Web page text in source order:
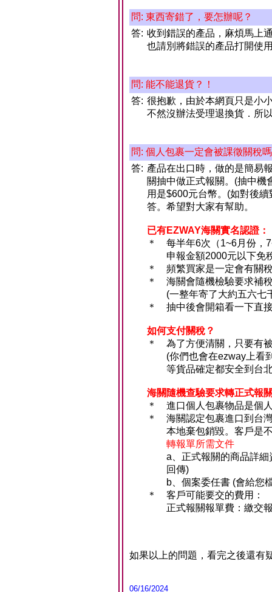
問: 東西寄錯了，要怎辦呢？
答: 收到錯誤的產品，麻煩馬上
也請別將錯誤的產品打開使
問: 能不能退貨？！
答: 很抱歉，由於本網頁只是小
不然沒辦法受理退換貨．所
問: 個人包裹一定會被課徵關稅
答: 產品在出口時，做的是簡易
關抽中做正式報關。(抽中機
用是$600元台幣。(如對後
答。希望對大家有幫助。
已有EZWAY海關實名認證：
＊ 每半年6次（1~6月份，
申報金額2000元以下免
＊ 頻繁買家是一定會有關
＊ 海關會隨機檢驗要求補
(一整年寄了大約五六七
＊ 抽中後會開箱看一下直
如何支付關稅？
＊ 為了方便清關，只要有
(你們也會在ezway上看
等貨品確定都安全到台
海關隨機查驗要求轉正式報
＊ 進口個人包裹物品是個
＊ 海關認定包裹進口到台
本地棄包銷毀。客戶是
轉報單所需文件
a、正式報關的商品詳
回傳)
b、個案委任書 (會給您
＊ 客戶可能要交的費用：
正式報關報單費：繳交
如果以上的問題，看完之後還有
06/16/2024